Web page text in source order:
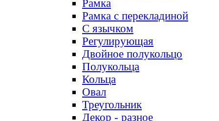
Рамка
Рамка с перекладиной
С язычком
Регулирующая
Двойное полукольцо
Полукольца
Кольца
Овал
Треугольник
Декор - разное